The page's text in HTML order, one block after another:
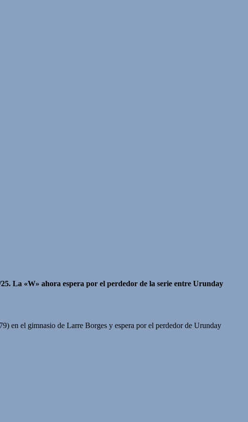
La «W» ahora espera por el perdedor de la serie entre Urunday
en el gimnasio de Larre Borges y espera por el perdedor de Urunday